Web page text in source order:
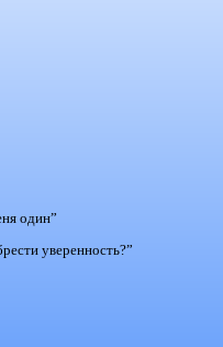
один”
уверенность?”